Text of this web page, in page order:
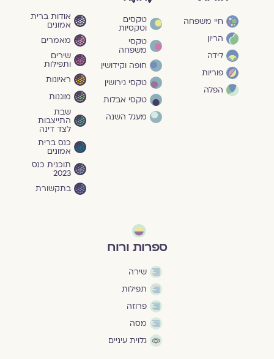
חיי משפחה
הריון
לידה
פוריות
הפלה
טקסים
וטקסיות
טקסי
משפחה
חופה וקידושין
טקסי גירושין
טקסי אבלות
מעגל השנה
אודות ברית
אמונים
מאמרים
שירים
ותפילות
ראיונות
מוגנוּת
שבת
התייצבות
לצד דינה
כנס ברית
אמונים
תוכנית כנס
2023
בתקשורת
ספרות ורוח
שירה
תפילות
פרוזה
מסה
גלוית עיניים